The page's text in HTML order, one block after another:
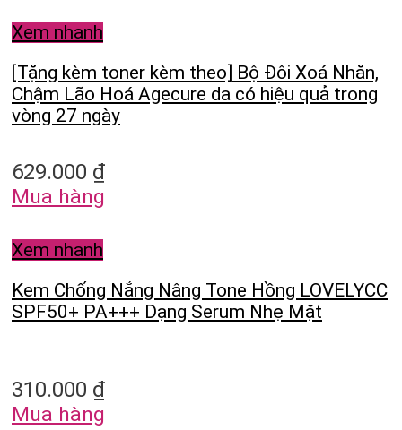
Xem nhanh
[Tặng kèm toner kèm theo] Bộ Đôi Xoá Nhăn,
Chậm Lão Hoá Agecure da có hiệu quả trong
vòng 27 ngày
629.000 ₫
Mua hàng
Xem nhanh
Kem Chống Nắng Nâng Tone Hồng LOVELYCC
SPF50+ PA+++ Dạng Serum Nhẹ Mặt
310.000 ₫
Mua hàng